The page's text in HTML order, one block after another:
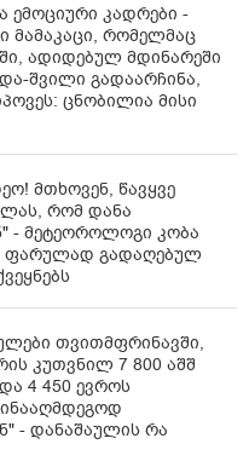
ემოციური კადრები -
მამაკაცი, რომელმაც
ადიდებულ მდინარეში
შვილი გადაარჩინა,
ცნობილია მისი
მთხოვენ, წავყვე
რომ დანა
- მეტეოროლოგი კობა
ფარულად გადაღებულ
თვითმფრინავში,
კუთვნილ 7 800 აშშ
4 450 ევროს
- დანაშაულის რა